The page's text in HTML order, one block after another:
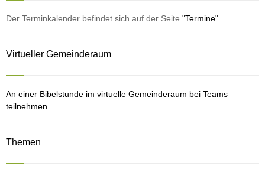
o
Der Terminkalender befindet sich auf der Seite "Termine"
Virtueller Gemeinderaum
An einer Bibelstunde im virtuelle Gemeinderaum bei Teams
teilnehmen
Themen